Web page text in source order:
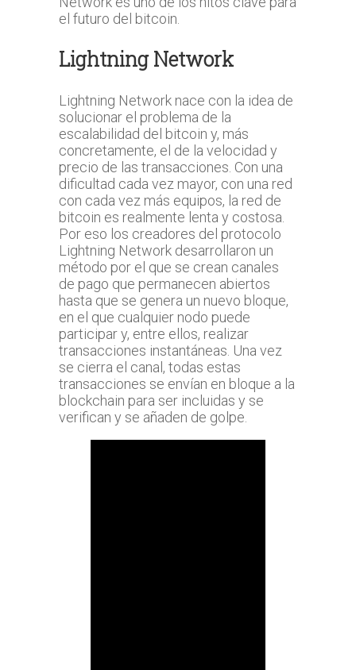
el futuro del bitcoin.
Lightning Network
Lightning Network nace con la idea de
solucionar el problema de la
escalabilidad del bitcoin y, más
concretamente, el de la velocidad y
precio de las transacciones. Con una
dificultad cada vez mayor, con una red
con cada vez más equipos, la red de
bitcoin es realmente lenta y costosa.
Por eso los creadores del protocolo
Lightning Network desarrollaron un
método por el que se crean canales
de pago que permanecen abiertos
hasta que se genera un nuevo bloque,
en el que cualquier nodo puede
participar y, entre ellos, realizar
transacciones instantáneas. Una vez
se cierra el canal, todas estas
transacciones se envían en bloque a la
blockchain para ser incluidas y se
verifican y se añaden de golpe.